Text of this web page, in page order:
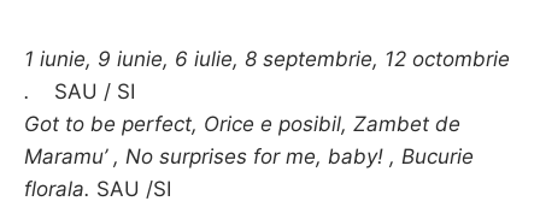
1 iunie, 9 iunie, 6 iulie, 8 septembrie, 12 octombrie
. SAU / SI
Got to be perfect, Orice e posibil, Zambet de
Maramu’ , No surprises for me, baby! , Bucurie
florala. SAU /SI